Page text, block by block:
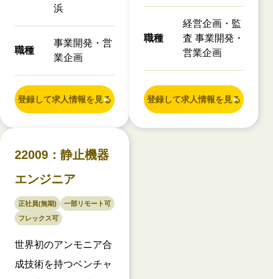
浜
職種
事業開発・営
業企画
登録して求人情報を見る
職種
経営企画・監
査 事業開発・
営業企画
登録して求人情報を見る
22009：静止機器
エンジニア
正社員(無期)
一部リモート可
フレックス可
世界初のアンモニア合
成技術を持つベンチャ